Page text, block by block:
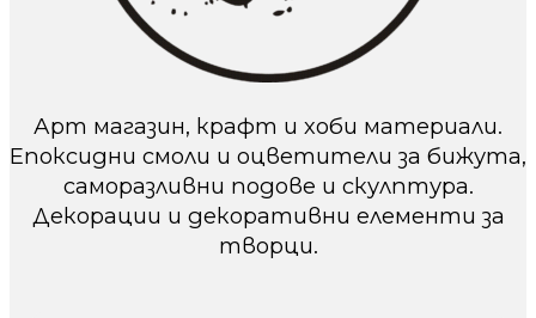
Арт магазин, крафт и хоби материали.
Епоксидни смоли и оцветители за бижута,
саморазливни подове и скулптура.
Декорации и декоративни елементи за
творци.